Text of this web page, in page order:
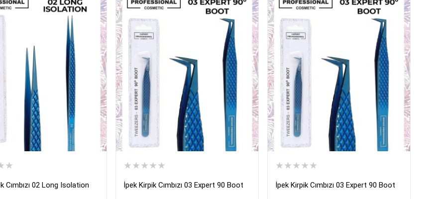
Cımbızı 02 Long Isolation
★★★★★
İpek Kirpik Cımbızı 03 Expert 90 Boot
★★★★★
İpek Kirpik Cımbızı 03 Expert 90 Boot